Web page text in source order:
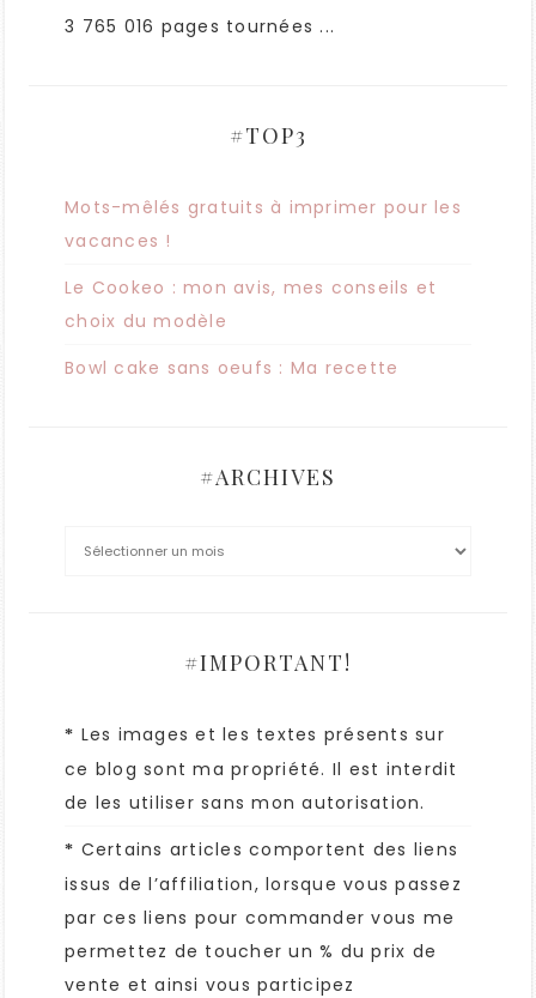
3 765 016 pages tournées ...
#TOP3
Mots-mêlés gratuits à imprimer pour les
vacances !
Le Cookeo : mon avis, mes conseils et
choix du modèle
Bowl cake sans oeufs : Ma recette
#ARCHIVES
#IMPORTANT!
* Les images et les textes présents sur
ce blog sont ma propriété. Il est interdit
de les utiliser sans mon autorisation.
* Certains articles comportent des liens
issus de l’affiliation, lorsque vous passez
par ces liens pour commander vous me
permettez de toucher un % du prix de
vente et ainsi vous participez